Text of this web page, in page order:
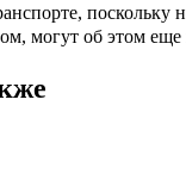
поскольку
могут об этом еще